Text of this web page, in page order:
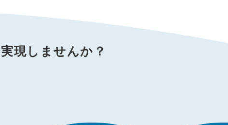
実現しませんか？